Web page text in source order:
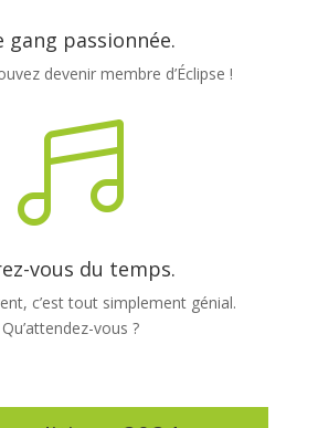
gang passionnée.
devenir membre d’Éclipse !

vous du temps.
c’est tout simplement génial.
Qu’attendez-vous ?